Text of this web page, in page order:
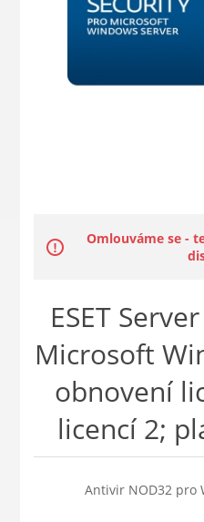
Omlouváme se -
ESET
Microsoft
obnovení
licencí 2;
Antivir NOD32 pro